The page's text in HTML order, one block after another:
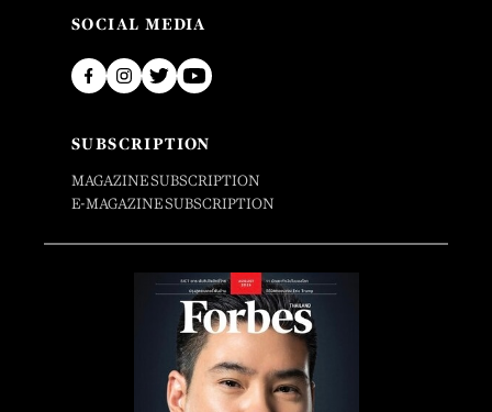
SOCIAL MEDIA
SUBSCRIPTION
MAGAZINE SUBSCRIPTION
E-MAGAZINE SUBSCRIPTION